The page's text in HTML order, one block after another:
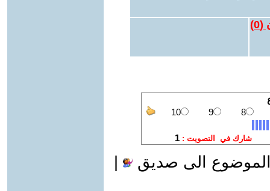
(
0
)
الى صديق